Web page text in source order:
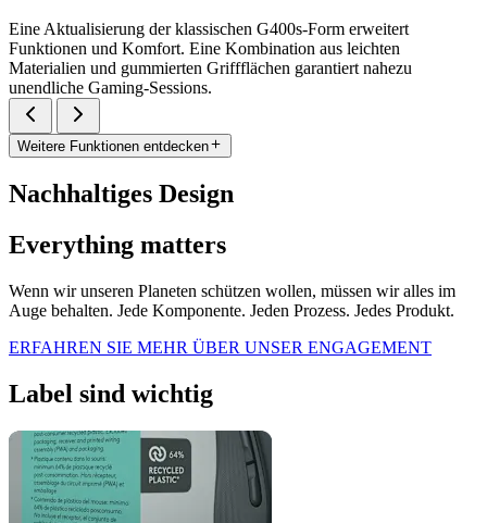
Eine Aktualisierung der klassischen G400s-Form erweitert
Funktionen und Komfort. Eine Kombination aus leichten
Materialien und gummierten Griffflächen garantiert nahezu
unendliche Gaming-Sessions.
Weitere Funktionen entdecken
Nachhaltiges Design
Everything matters
Wenn wir unseren Planeten schützen wollen, müssen wir alles im
Auge behalten. Jede Komponente. Jeden Prozess. Jedes Produkt.
ERFAHREN SIE MEHR ÜBER UNSER ENGAGEMENT
Label sind wichtig